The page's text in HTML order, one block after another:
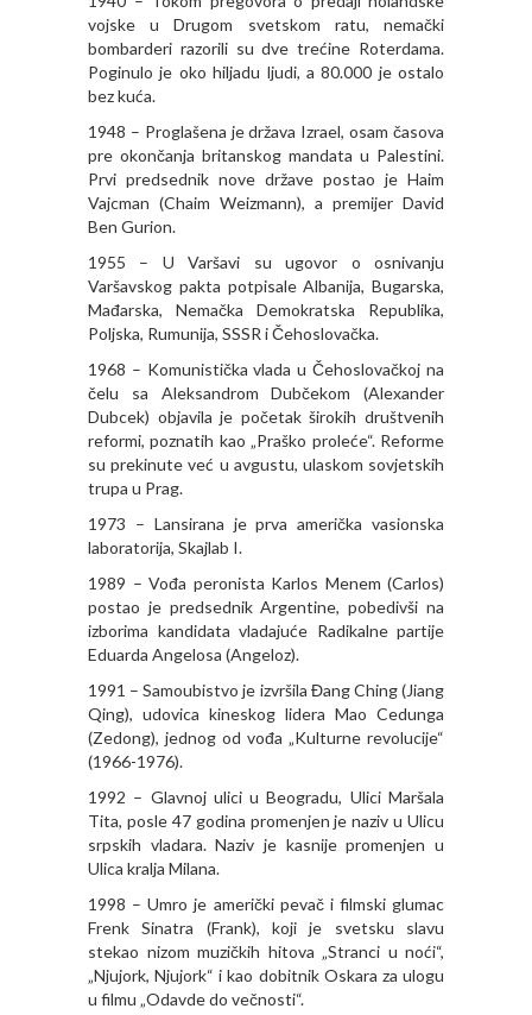
vojske u Drugom svetskom ratu, nemački
bombarderi razorili su dve trećine Roterdama.
Poginulo je oko hiljadu ljudi, a 80.000 je ostalo
bez kuća.
1948 – Proglašena je država Izrael, osam časova
pre okončanja britanskog mandata u Palestini.
Prvi predsednik nove države postao je Haim
Vajcman (Chaim Weizmann), a premijer David
Ben Gurion.
1955 – U Varšavi su ugovor o osnivanju
Varšavskog pakta potpisale Albanija, Bugarska,
Mađarska, Nemačka Demokratska Republika,
Poljska, Rumunija, SSSR i Čehoslovačka.
1968 – Komunistička vlada u Čehoslovačkoj na
čelu sa Aleksandrom Dubčekom (Alexander
Dubcek) objavila je početak širokih društvenih
reformi, poznatih kao „Praško proleće“. Reforme
su prekinute već u avgustu, ulaskom sovjetskih
trupa u Prag.
1973 – Lansirana je prva američka vasionska
laboratorija, Skajlab I.
1989 – Vođa peronista Karlos Menem (Carlos)
postao je predsednik Argentine, pobedivši na
izborima kandidata vladajuće Radikalne partije
Eduarda Angelosa (Angeloz).
1991 – Samoubistvo je izvršila Đang Ching (Jiang
Qing), udovica kineskog lidera Mao Cedunga
(Zedong), jednog od vođa „Kulturne revolucije“
(1966-1976).
1992 – Glavnoj ulici u Beogradu, Ulici Maršala
Tita, posle 47 godina promenjen je naziv u Ulicu
srpskih vladara. Naziv je kasnije promenjen u
Ulica kralja Milana.
1998 – Umro je američki pevač i filmski glumac
Frenk Sinatra (Frank), koji je svetsku slavu
stekao nizom muzičkih hitova „Stranci u noći“,
„Njujork, Njujork“ i kao dobitnik Oskara za ulogu
u filmu „Odavde do večnosti“.